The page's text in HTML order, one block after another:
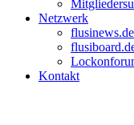
Netzwerk
flusinews.de
Kontakt